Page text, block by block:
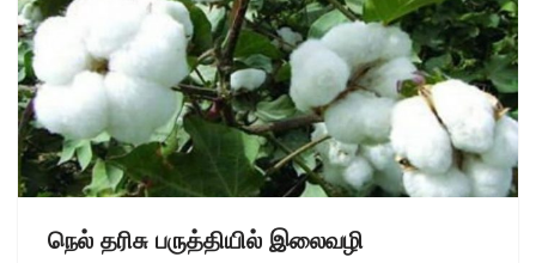
நெல் தரிசு பருத்தியில் இலைவழி